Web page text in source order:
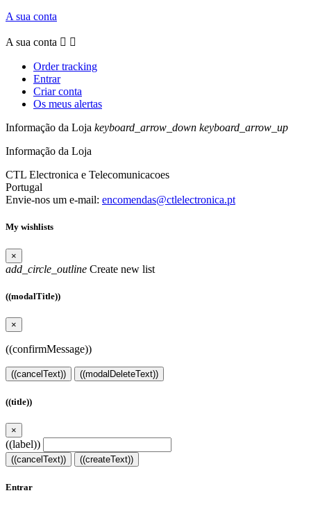
A sua conta
A sua conta  
Order tracking
Entrar
Criar conta
Os meus alertas
Informação da Loja keyboard_arrow_down keyboard_arrow_up
Informação da Loja
CTL Electronica e Telecomunicacoes
Portugal
Envie-nos um e-mail: encomendas@ctlelectronica.pt
My wishlists
×
add_circle_outline Create new list
((modalTitle))
×
((confirmMessage))
((cancelText)) ((modalDeleteText))
((title))
×
((label))
((cancelText)) ((createText))
Entrar